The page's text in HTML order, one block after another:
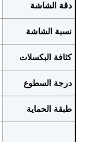
دقة الشاشة
نسبة الشاشة
كثافة البكسلات
درجة السطوع
طبقة الحماية